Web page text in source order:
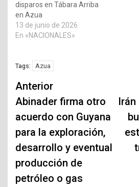
disparos en Tábara Arriba
en Azua
13 de junio de 2026
En «NACIONALES»
Tags: Azua
Navegación
de
entradas
Anterior
Abinader firma otro
acuerdo con Guyana
para la exploración,
desarrollo y eventual
producción de
petróleo o gas